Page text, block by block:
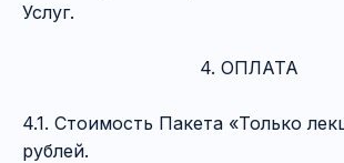
Услуг.
4. ОПЛАТА
4.1. Стоимость Пакета «Только
рублей.